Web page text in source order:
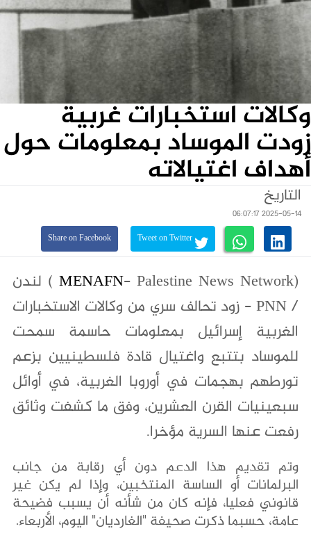
وكالات استخبارات غربية
زودت الموساد بمعلومات حول
أهداف اغتيالاته
التاريخ
2025-05-14 06:07:17
Share on Facebook
(
MENAFN - Palestine News Network ) لندن
/ PNN - زود تحالف سري من وكالات الاستخبارات
الغربية إسرائيل بمعلومات حاسمة سمحت
للموساد بتتبع واغتيال قادة فلسطينيين بزعم
تورطهم بهجمات في أوروبا الغربية، في أوائل
سبعينيات القرن العشرين، وفق ما كشفت وثائق
رفعت عنها السرية مؤخرا.
وتم تقديم هذا الدعم دون أي رقابة من جانب
البرلمانات أو الساسة المنتخبين، وإذا لم يكن غير
قانوني فعليا، فإنه كان من شأنه أن يسبب فضيحة
عامة، حسبما ذكرت صحيفة "الغارديان" اليوم، الأربعاء.